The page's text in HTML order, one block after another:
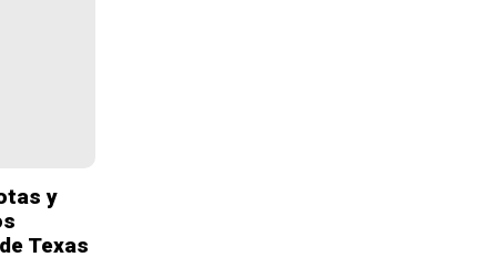
y
Texas